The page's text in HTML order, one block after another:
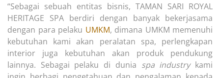
“Sebagai sebuah entitas bisnis, TAMAN SARI ROYAL
HERITAGE SPA berdiri dengan banyak bekerjasama
dengan para pelaku UMKM, dimana UMKM memenuhi
kebutuhan kami akan peralatan spa, perlengkapan
interior juga kebutuhan akan produk pendukung
lainnya. Sebagai pelaku di dunia spa industrykami